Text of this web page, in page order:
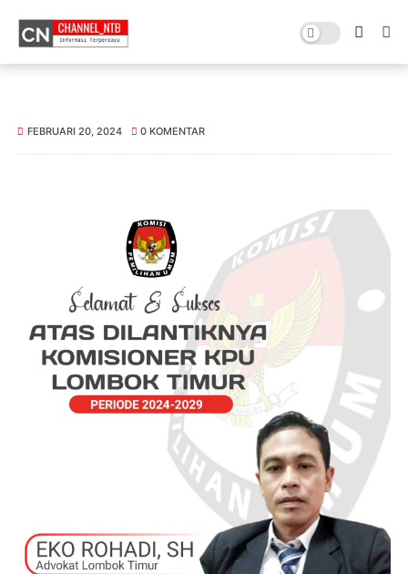
FEBRUARI 20, 2024 0 KOMENTAR